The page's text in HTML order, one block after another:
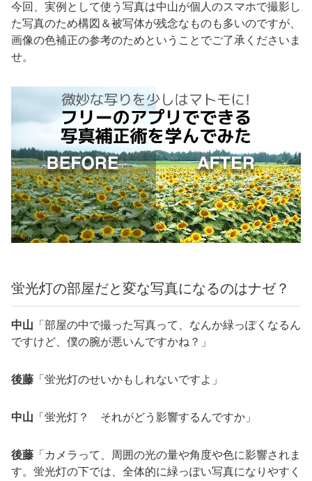
今回、実例として使う写真は中山が個人のスマホで撮影し
た写真のため構図＆被写体が残念なものも多いのですが、
画像の色補正の参考のためということでご了承くださいま
せ。
蛍光灯の部屋だと変な写真になるのはナゼ？
中山 「部屋の中で撮った写真って、なんか緑っぽくなるん
ですけど、僕の腕が悪いんですかね？」
後藤 「蛍光灯のせいかもしれないですよ」
中山 「蛍光灯？ それがどう影響するんですか」
後藤 「カメラって、周囲の光の量や角度や色に影響されま
す。蛍光灯の下では、全体的に緑っぽい写真になりやすく